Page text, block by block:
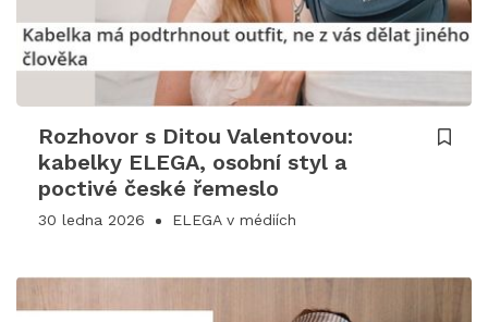
Rozhovor s Ditou Valentovou:
kabelky ELEGA, osobní styl a
poctivé české řemeslo
30 ledna 2026 ELEGA v médiích